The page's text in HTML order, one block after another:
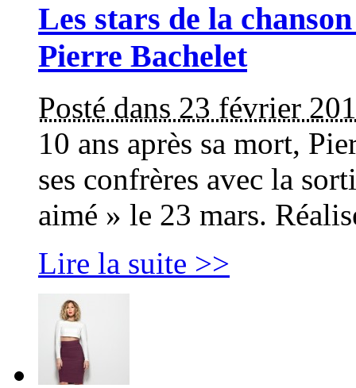
Les stars de la
Pierre Bachelet
Posté dans 23 février
10 ans après sa mort,
ses confrères avec la
aimé » le 23 mars.
Lire la suite >>